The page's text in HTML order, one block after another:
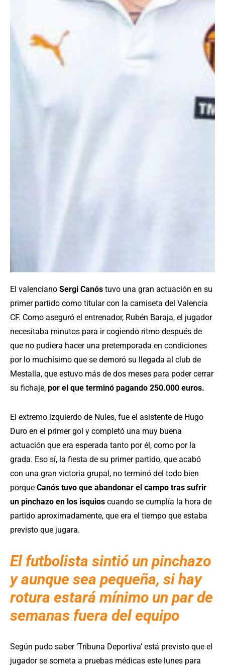
El valenciano Sergi Canós tuvo una gran actuación en su
primer partido como titular con la camiseta del Valencia
CF. Como aseguró el entrenador, Rubén Baraja, el jugador
necesitaba minutos para ir cogiendo ritmo después de
que no pudiera hacer una pretemporada en condiciones
por lo muchísimo que se demoró su llegada al club de
Mestalla, que estuvo más de dos meses para poder cerrar
su fichaje, por el que terminó pagando 250.000 euros.
El extremo izquierdo de Nules, fue el asistente de Hugo
Duro en el primer gol y completó una muy buena
actuación que era esperada tanto por él, como por la
grada. Eso sí, la fiesta de su primer partido, que acabó
con una gran victoria grupal, no terminó del todo bien
porque Canós tuvo que abandonar el campo tras sufrir
un pinchazo en los isquios cuando se cumplía la hora de
partido aproximadamente, que era el tiempo que estaba
previsto que jugara.
El futbolista sintió un pinchazo
y aunque sea pequeña, si hay
rotura estará mínimo un par de
semanas fuera del equipo
Según pudo saber ‘Tribuna Deportiva’ está previsto que el
jugador se someta a pruebas médicas este lunes para